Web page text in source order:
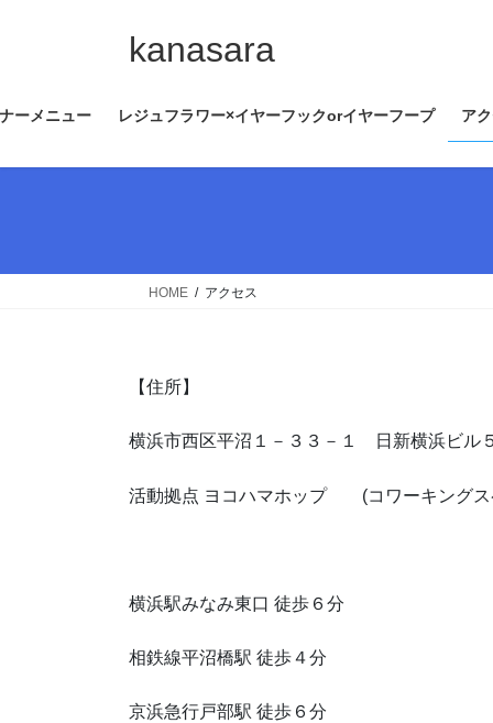
ツ
ス
シ
ン
kanasara
ーメニュー レジュフラワー×イヤーフックorイヤーフープ ア
HOME アクセス
【住所】
横浜市西区平沼１－３３－１ 日新横浜ビル
活動拠点 ヨコハマホップ (コワーキングス
横浜駅みなみ東口 徒歩６分
相鉄線平沼橋駅 徒歩４分
京浜急行戸部駅 徒歩６分